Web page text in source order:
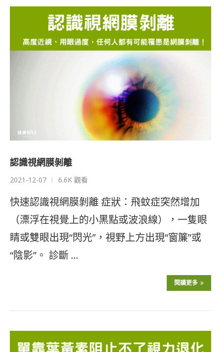
認識視網膜剝離
2021-12-07 6.6K 觀看
快速認識視網膜剝離 症狀：飛蚊症突然增加
（漂浮在視覺上的小黑點或波浪線），一隻眼
睛或雙眼出現“閃光”，視野上方出現“窗簾”或
“陰影”。 診斷 …
閱讀更多